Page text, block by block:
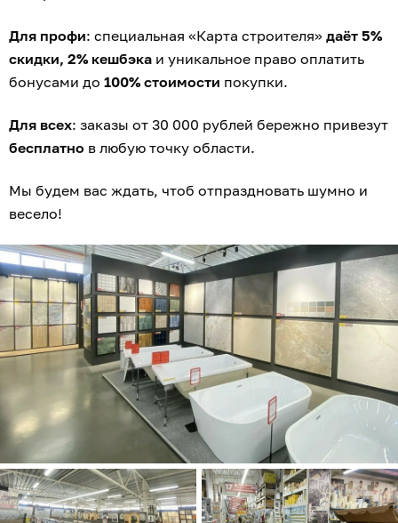
Информации об организаторе розыгрыша, о
выигрышей по результатам розыгрыша, сроках,
месте и порядке их получения уточняйте на сайте
Реклама. ООО «Клинкербуд», ОГРН 1083925027999
3 118 компании и бизнес на правах рекламы 0+
13 2 1